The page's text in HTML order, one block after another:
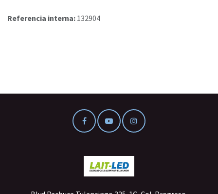
Referencia interna: 132904